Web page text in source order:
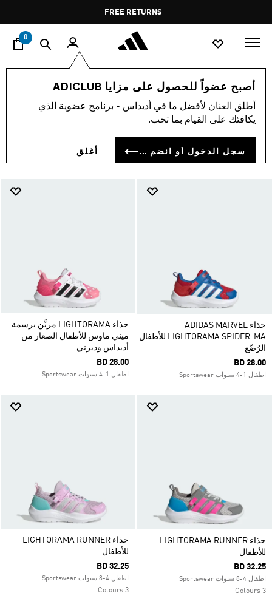
Pause
promotion
rotation
FREE RETURNS
0
أصبح عضواً للحصول على مزايا ADICLUB
أطلق العنان لأفضل ما في أديداس - برنامج عضوية الذي
يكافئك على القيام بما تحب.
سجل الدخول أو انضم الآن أغلق
الأطفال أحذية
أحذية الأطفال (912)
حذاء ADIDAS MARVEL
LIGHTORAMA SPIDER-MA للأطفال
الرُضّع
BD 28.00
اطفال 1-4 سنوات Sportswear
حذاء LIGHTORAMA مزيَّن برسمة
ميني ماوس للأطفال الصغار من
أديداس وديزني
BD 28.00
اطفال 1-4 سنوات Sportswear
حذاء LIGHTORAMA RUNNER
للأطفال
BD 32.25
اطفال 4-8 سنوات Sportswear
3 Colours
حذاء LIGHTORAMA RUNNER
للأطفال
BD 32.25
اطفال 4-8 سنوات Sportswear
3 Colours